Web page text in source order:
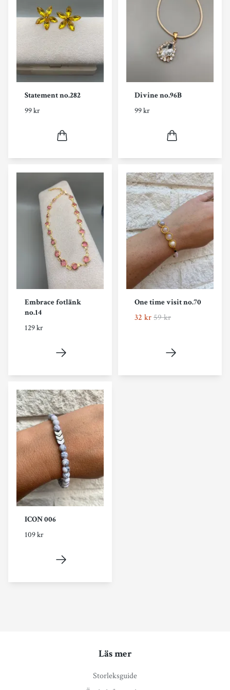
Statement no.282
99 kr
Divine no.96B
99 kr
Embrace fotlänk
no.14
129 kr
One time visit no.70
32 kr59 kr
ICON 006
109 kr
Läs mer
Storleksguide